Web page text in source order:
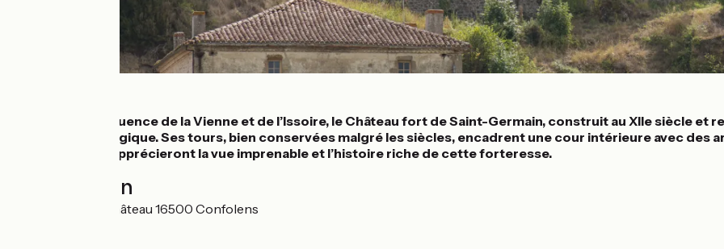
Perché à la confluence de la Vienne et de l’Issoire, le Château fort de Saint-Germain, construit au XIIe siècle et
panorama stratégique. Ses tours, bien conservées malgré les siècles, encadrent une cour intérieure avec des
cyclotouristes apprécieront la vue imprenable et l’histoire riche de cette forteresse.
Localisation
4 Rue du Vieux Château 16500 Confolens